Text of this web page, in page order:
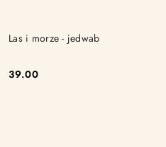
Las i morze - jedwab
Cena:
39.00